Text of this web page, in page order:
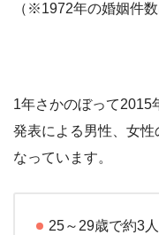
（※1972年の婚姻件
1年さかのぼって2015
発表による男性、女
なっています。
25～29歳で約3